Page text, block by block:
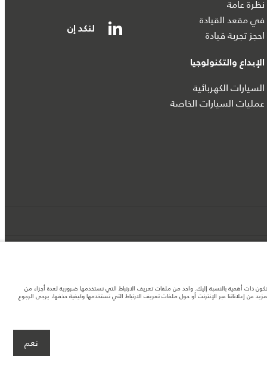
نظرة عامة
في مقعد القيادة
احجز تجربة قيادة
الإبداع والتكنولوجيا
السيارات الكهربائية
عمليات السيارات الخاصة
لنكد إن
تكون ذات أهمية بالنسبة إليك. واحد من ملفات تعريف الارتباط التي نستخدمها ضرورية لعدة أجزاء من
إعلاناتنا عبر الإنترنت أو حول ملفات تعريف الارتباط التي نستخدمها وكيفية حذفها، يرجى الرجوع
نعم